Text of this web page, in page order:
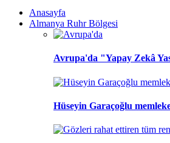
Anasayfa
Almanya Ruhr Bölgesi
Avrupa'da "Yapay Zekâ
Hüseyin Garaçoğlu